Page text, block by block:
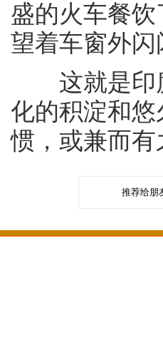
盛的火车餐
望着车窗外
这就是印度
化的积淀和
惯，或兼而
推荐给朋